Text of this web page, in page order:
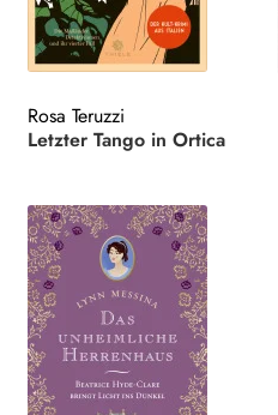
Rosa Teruzzi
Letzter Tango in Ortica